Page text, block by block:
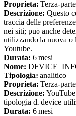
Proprieta: Terza-parte
Descrizione: Questo
traccia delle
nei siti; può anche
utilizzando la nuova o
Youtube.
Durata: 6 mesi
Nome:
Tipologia: analitico
Proprieta: Terza-parte
Descrizione:
tipologia di device
Durata: 6 mesi